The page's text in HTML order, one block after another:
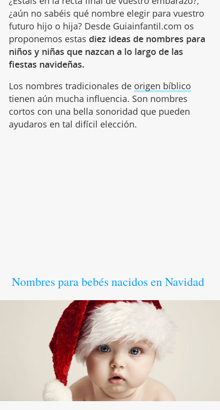
¿aún no sabéis qué nombre elegir para vuestro
futuro hijo o hija? Desde Guiainfantil.com os
proponemos estas diez ideas de nombres para
niños y niñas que nazcan a lo largo de las
fiestas navideñas.
Los nombres tradicionales de origen bíblico
tienen aún mucha influencia. Son nombres
cortos con una bella sonoridad que pueden
ayudaros en tal difícil elección.
Nombres para bebés nacidos en Navidad